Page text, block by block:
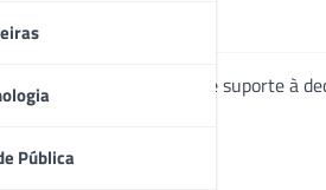
Pública
adoção de ferramentas de suporte à